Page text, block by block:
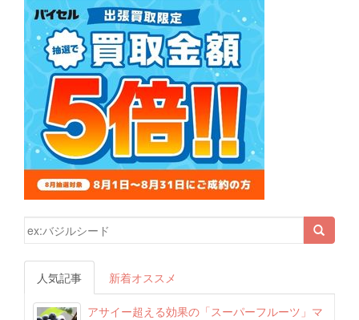
検索結果:
人気記事 新着オススメ
アサイー超える効果の「スーパーフルーツ」マ